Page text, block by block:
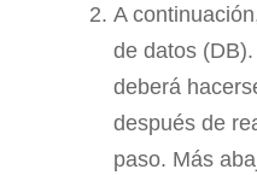
A
de datos
deberá
después de
paso. Más